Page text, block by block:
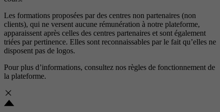
Les formations proposées par des centres non partenaires (non
clients), qui ne versent aucune rémunération à notre plateforme,
apparaissent après celles des centres partenaires et sont également
triées par pertinence. Elles sont reconnaissables par le fait qu’elles ne
disposent pas de logos.
Pour plus d’informations, consultez nos règles de fonctionnement de
la plateforme.